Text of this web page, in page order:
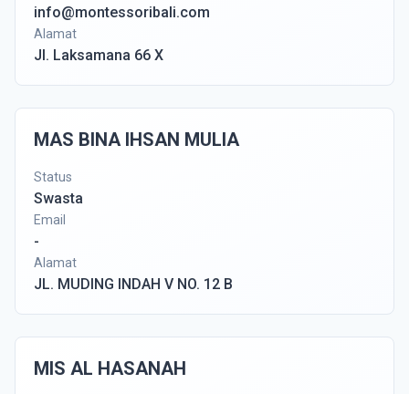
info@montessoribali.com
Alamat
Jl. Laksamana 66 X
MAS BINA IHSAN MULIA
Status
Swasta
Email
-
Alamat
JL. MUDING INDAH V NO. 12 B
MIS AL HASANAH